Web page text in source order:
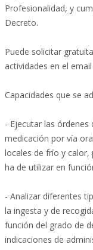
Profesionalidad, y
Decreto.
Puede solicitar
actividades en el
Capacidades que se
- Ejecutar las órdenes
medicación por vía
locales de frío y calor,
ha de utilizar en
- Analizar diferentes
la ingesta y de
función del grado de
indicaciones de